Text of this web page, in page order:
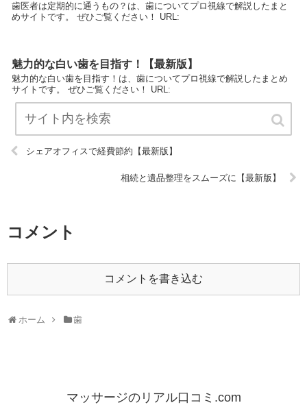
歯医者は定期的に通うもの？は、歯についてプロ視線で解説したまと
めサイトです。 ぜひご覧ください！ URL:
魅力的な白い歯を目指す！【最新版】
魅力的な白い歯を目指す！は、歯についてプロ視線で解説したまとめ
サイトです。 ぜひご覧ください！ URL:
シェアオフィスで経費節約【最新版】
相続と遺品整理をスムーズに【最新版】
コメント
コメントを書き込む
ホーム 歯
マッサージのリアル口コミ.com